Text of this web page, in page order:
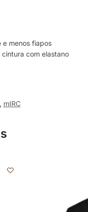
e menos fiapos
cintura com elastano
mIRC